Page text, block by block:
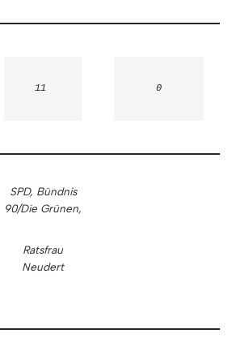
11 0
SPD, Bündnis
90/Die Grünen,
Ratsfrau
Neudert